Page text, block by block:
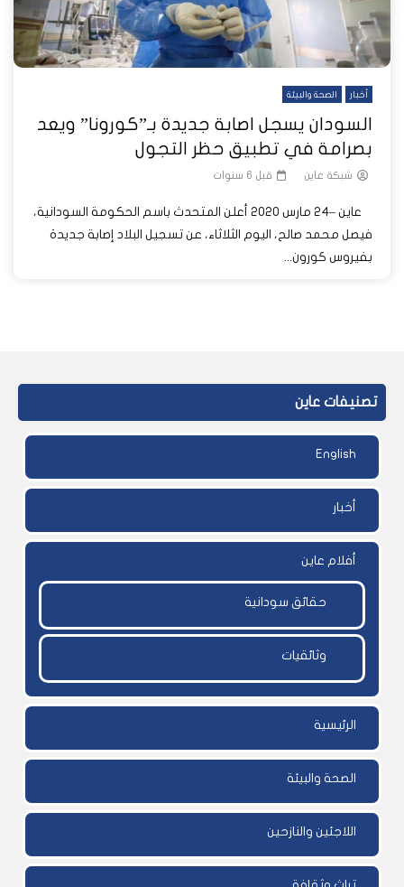
أخبار الصحة والبيئة
السودان يسجل اصابة جديدة بـ”كورونا” ويعد
بصرامة في تطبيق حظر التجول
شبكة عاين قبل 6 سنوات
عاين –24 مارس 2020 أعلن المتحدث باسم الحكومة السودانية،
فيصل محمد صالح، اليوم الثلاثاء، عن تسجيل البلاد إصابة جديدة
بفيروس كورون...
تصنيفات عاين
English
أخبار
أفلام عاين
حقائق سودانية
وثائقيات
الرئيسية
الصحة والبيئة
اللاجئين والنازحين